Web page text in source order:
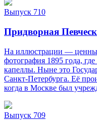
Выпуск 710
Придворная
На иллюстрации —
фотография 1895 года,
капеллы. Ныне это
Санкт‑Петербурга. Её
когда в Москве был
Выпуск 709